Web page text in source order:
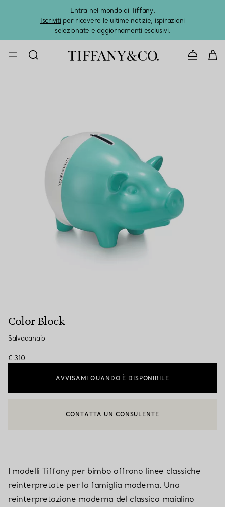
Entra nel mondo di Tiffany.
Iscrivitiper ricevere le ultime notizie, ispirazioni
selezionate e aggiornamenti esclusivi.
Color Block
Salvadanaio
€ 310
AVVISAMI QUANDO È DISPONIBILE
CONTATTA UN CONSULENTE CLIENTI O PRENOTA UN
CONTATTA UN CONSULENTE
I modelli Tiffany per bimbo offrono linee classiche
reinterpretate per la famiglia moderna. Una
reinterpretazione moderna del classico maialino